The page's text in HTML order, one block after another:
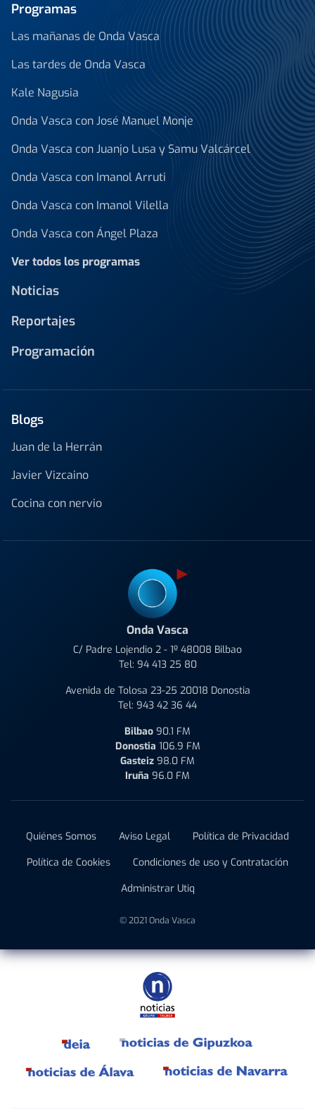
Programas
Las mañanas de Onda Vasca
Las tardes de Onda Vasca
Kale Nagusia
Onda Vasca con José Manuel Monje
Onda Vasca con Juanjo Lusa y Samu Valcárcel
Onda Vasca con Imanol Arruti
Onda Vasca con Imanol Vilella
Onda Vasca con Ángel Plaza
Ver todos los programas
Noticias
Reportajes
Programación
Blogs
Juan de la Herrán
Javier Vizcaino
Cocina con nervio
Onda Vasca
C/ Padre Lojendio 2 - 1º 48008 Bilbao
Tel: 94 413 25 80
Avenida de Tolosa 23-25 20018 Donostia
Tel: 943 42 36 44
Bilbao 90.1 FM
Donostia 106.9 FM
Gasteiz 98.0 FM
Iruña 96.0 FM
Quiénes Somos Aviso Legal
Política de Privacidad
Política de Cookies
Condiciones de uso y Contratación
Administrar Utiq
© 2021 Onda Vasca